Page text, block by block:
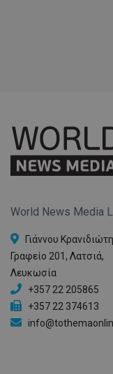
World News Media
Γιάννου
Γραφείο 201, Λατσιά,
Λευκωσία
+357 22 205865
+357 22 374613